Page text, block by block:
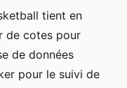
tient en
de cotes pour
de données
pour le suivi de